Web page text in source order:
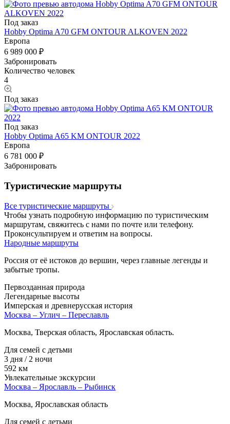
Под заказ
Hobby Optima A70 GFM ONTOUR ALKOVEN 2022
Европа
6 989 000 ₽
Забронировать
Количество человек
4
Под заказ
Под заказ
Hobby Optima A65 KM ONTOUR 2022
Европа
6 781 000 ₽
Забронировать
Туристические маршруты
Все туристические маршруты
Чтобы узнать подробную информацию по туристическим
маршрутам, свяжитесь с нами по почте или телефону.
Проконсультируем и ответим на вопросы.
Народные маршруты
Россия от её истоков до вершин, через главные легенды и
забытые тропы.
Первозданная природа
Легендарные высоты
Имперская и древнерусская история
Москва – Углич – Переславль
Москва, Тверская область, Ярославская область.
Для семей с детьми
3 дня / 2 ночи
592 км
Увлекательные экскурсии
Москва – Ярославль – Рыбинск
Москва, Ярославская область
Для семей с детьми